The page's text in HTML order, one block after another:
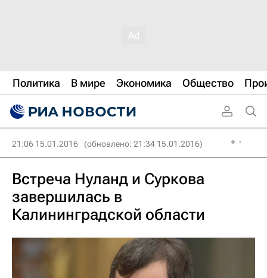
Политика В мире Экономика Общество
21:06 15.01.2016 (обновлено: 21:34 15.01.2016)
Встреча Нуланд и Суркова
завершилась в
Калининградской области